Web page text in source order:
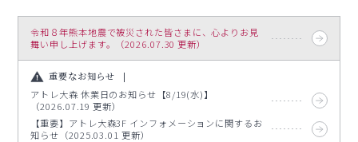
令和８年熊本地震で被災された皆さまに、心よりお見
舞い申し上げます。（2026.07.30 更新）
重要なお知らせ
アトレ大森 休業日のお知らせ【8/19(水)】
（2026.07.19 更新）
【重要】アトレ大森3F インフォメーションに関するお
知らせ（2025.03.01 更新）